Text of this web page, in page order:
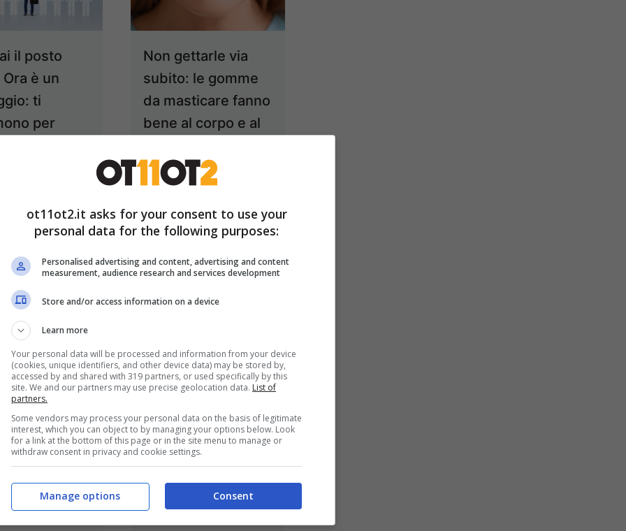
il posto
è un
ti
per
motivo
Non gettarle via
subito: le gomme
da masticare fanno
bene al corpo e al
16 Aprile 2025
ma
facendo
da tutti
14 Aprile 2025
da 25€ per divieto
di sosta: è tutto
falso, ma se paghi
perdi tutto
ot11ot2.it asks for your consent to use your
personal data for the following purposes:
Personalised advertising and content, advertising and content
measurement, audience research and services development
Store and/or access information on a device
Learn more
Your personal data will be processed and information from your device
(cookies, unique identifiers, and other device data) may be stored by,
accessed by and shared with 319 partners, or used specifically by this
site. We and our partners may use precise geolocation data. List of
partners.
Some vendors may process your personal data on the basis of legitimate
interest, which you can object to by managing your options below. Look
for a link at the bottom of this page or in the site menu to manage or
withdraw consent in privacy and cookie settings.
Consent
Manage options